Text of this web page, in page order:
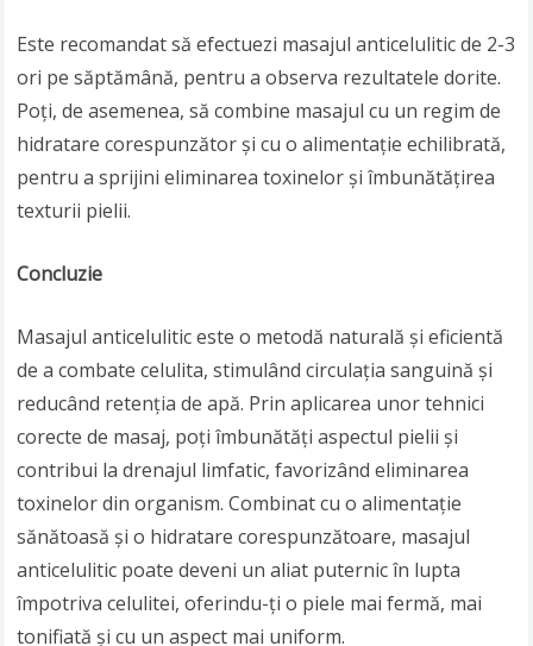
Este recomandat să efectuezi masajul anticelulitic de 2-3
ori pe săptămână, pentru a observa rezultatele dorite.
Poți, de asemenea, să combine masajul cu un regim de
hidratare corespunzător și cu o alimentație echilibrată,
pentru a sprijini eliminarea toxinelor și îmbunătățirea
texturii pielii.
Concluzie
Masajul anticelulitic este o metodă naturală și eficientă
de a combate celulita, stimulând circulația sanguină și
reducând retenția de apă. Prin aplicarea unor tehnici
corecte de masaj, poți îmbunătăți aspectul pielii și
contribui la drenajul limfatic, favorizând eliminarea
toxinelor din organism. Combinat cu o alimentație
sănătoasă și o hidratare corespunzătoare, masajul
anticelulitic poate deveni un aliat puternic în lupta
împotriva celulitei, oferindu-ți o piele mai fermă, mai
tonifiată și cu un aspect mai uniform.